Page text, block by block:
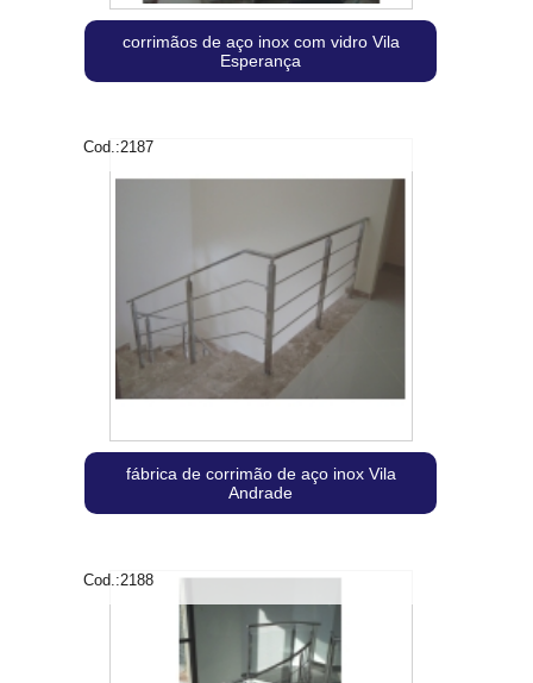
corrimãos de aço inox com vidro Vila
Esperança
Cod.:2187
fábrica de corrimão de aço inox Vila
Andrade
Cod.:2188